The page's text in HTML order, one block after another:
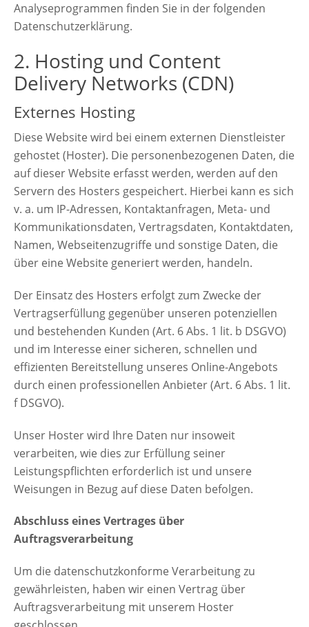
Analyseprogrammen finden Sie in der folgenden
Datenschutzerklärung.
2. Hosting und Content
Delivery Networks (CDN)
Externes Hosting
Diese Website wird bei einem externen Dienstleister
gehostet (Hoster). Die personenbezogenen Daten, die
auf dieser Website erfasst werden, werden auf den
Servern des Hosters gespeichert. Hierbei kann es sich
v. a. um IP-Adressen, Kontaktanfragen, Meta- und
Kommunikationsdaten, Vertragsdaten, Kontaktdaten,
Namen, Webseitenzugriffe und sonstige Daten, die
über eine Website generiert werden, handeln.
Der Einsatz des Hosters erfolgt zum Zwecke der
Vertragserfüllung gegenüber unseren potenziellen
und bestehenden Kunden (Art. 6 Abs. 1 lit. b DSGVO)
und im Interesse einer sicheren, schnellen und
effizienten Bereitstellung unseres Online-Angebots
durch einen professionellen Anbieter (Art. 6 Abs. 1 lit.
f DSGVO).
Unser Hoster wird Ihre Daten nur insoweit
verarbeiten, wie dies zur Erfüllung seiner
Leistungspflichten erforderlich ist und unsere
Weisungen in Bezug auf diese Daten befolgen.
Abschluss eines Vertrages über
Auftragsverarbeitung
Um die datenschutzkonforme Verarbeitung zu
gewährleisten, haben wir einen Vertrag über
Auftragsverarbeitung mit unserem Hoster